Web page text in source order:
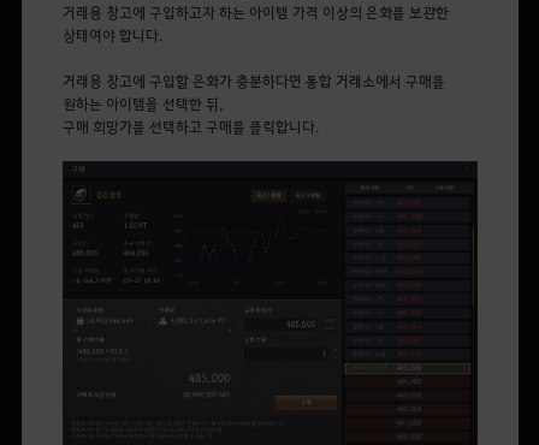
거래용 창고에 구입하고자 하는 아이템 가격 이상의 은화를 보관한
상태여야 합니다.
거래용 창고에 구입할 은화가 충분하다면 통합 거래소에서 구매를
원하는 아이템을 선택한 뒤,
구매 희망가를 선택하고 구매를 클릭합니다.